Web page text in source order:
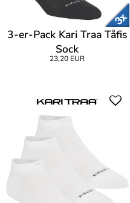
3-er-Pack Kari Traa Tåfis
Sock
23,20 EUR